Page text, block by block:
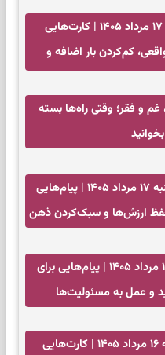
فال تاروت امروز شنبه ۱۷ مرداد ۱۴۰۵ | کارت‌هایی
کم‌کردن بار اضافه و
غم و فقر؛ وقتی راه‌ها بسته
فال فرشتگان امروز شنبه ۱۷ مرداد ۱۴۰۵ | پیام‌هایی
ارزش‌ها و سبک‌کردن ذهن
فال انبیا امروز شنبه ۱۷ مرداد ۱۴۰۵ | پیام‌هایی برای
و عمل به مسئولیت‌ها
فال تاروت امروز جمعه ۱۶ مرداد ۱۴۰۵ | کارت‌هایی